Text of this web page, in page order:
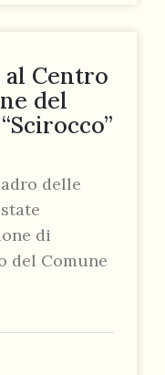
al Centro
del
delle
di
del Comune